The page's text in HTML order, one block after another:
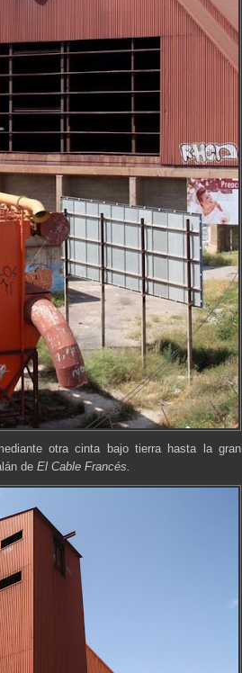
otra cinta bajo tierra hasta la gran
de El Cable Francés.